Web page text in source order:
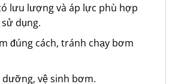
lưu lượng và áp lực phù hợp
dụng.
đúng cách, tránh chạy bơm
vệ sinh bơm.